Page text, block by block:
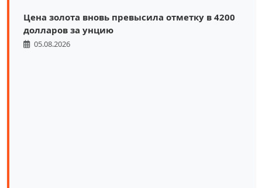
Цена золота вновь превысила отметку в 4200
долларов за унцию
05.08.2026